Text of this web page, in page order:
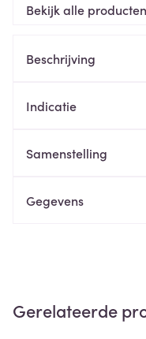
Bekijk alle
Beschrijving
Indicatie
Samenstelling
Gegevens
Gerelateerde